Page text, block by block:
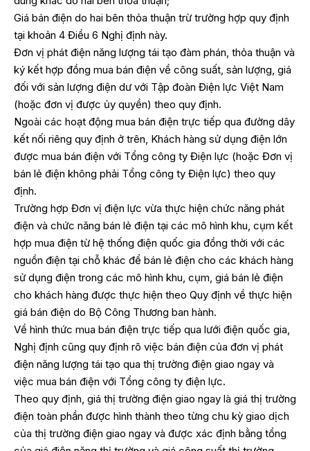
Giá bán điện do hai bên thỏa thuận trừ trường hợp quy định
tại khoản 4 Điều 6 Nghị định này.
Đơn vị phát điện năng lượng tái tạo đàm phán, thỏa thuận và
ký kết hợp đồng mua bán điện về công suất, sản lượng, giá
đối với sản lượng điện dư với Tập đoàn Điện lực Việt Nam
(hoặc đơn vị được ủy quyền) theo quy định.
Ngoài các hoạt động mua bán điện trực tiếp qua đường dây
kết nối riêng quy định ở trên, Khách hàng sử dụng điện lớn
được mua bán điện với Tổng công ty Điện lực (hoặc Đơn vị
bán lẻ điện không phải Tổng công ty Điện lực) theo quy
định.
Trường hợp Đơn vị điện lực vừa thực hiện chức năng phát
điện và chức năng bán lẻ điện tại các mô hình khu, cụm kết
hợp mua điện từ hệ thống điện quốc gia đồng thời với các
nguồn điện tại chỗ khác để bán lẻ điện cho các khách hàng
sử dụng điện trong các mô hình khu, cụm, giá bán lẻ điện
cho khách hàng được thực hiện theo Quy định về thực hiện
giá bán điện do Bộ Công Thương ban hành.
Về hình thức mua bán điện trực tiếp qua lưới điện quốc gia,
Nghị định cũng quy định rõ việc bán điện của đơn vị phát
điện năng lượng tái tạo qua thị trường điện giao ngay và
việc mua bán điện với Tổng công ty điện lực.
Theo quy định, giá thị trường điện giao ngay là giá thị trường
điện toàn phần được hình thành theo từng chu kỳ giao dịch
của thị trường điện giao ngay và được xác định bằng tổng